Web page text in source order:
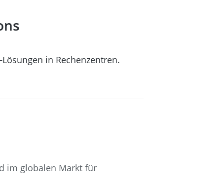
in Rechenzentren.
im globalen Markt für